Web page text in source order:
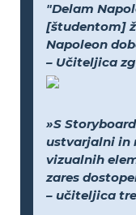
"Delam
[študentom]
Napoleon
– Učiteljica
»S
ustvarjalni in
vizualnih
zares
– učiteljica